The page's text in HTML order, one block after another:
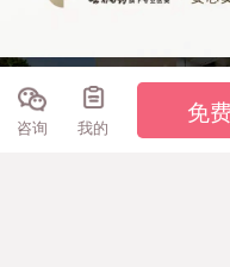
咨询 我的
免